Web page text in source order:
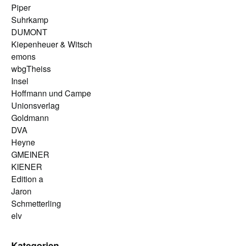
Piper
Suhrkamp
DUMONT
Kiepenheuer & Witsch
emons
wbgTheiss
Insel
Hoffmann und Campe
Unionsverlag
Goldmann
DVA
Heyne
GMEINER
KIENER
Edition a
Jaron
Schmetterling
elv